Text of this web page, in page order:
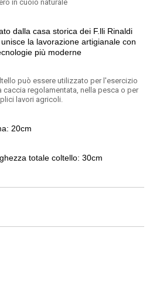
in cuoio naturale
dalla casa storica dei F.lli Rinaldi
la lavorazione artigianale con
più moderne
può essere utilizzato per l'esercizio
caccia regolamentata, nella pesca o per
lavori agricoli.
20cm
totale coltello: 30cm